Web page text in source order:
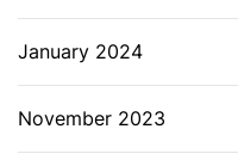
January 2024
November 2023